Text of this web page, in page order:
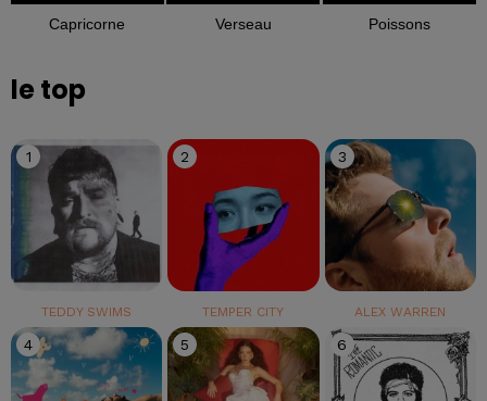
Capricorne Verseau Poissons
le top
1
TEDDY SWIMS
2
TEMPER CITY
3
ALEX WARREN
4 5 6